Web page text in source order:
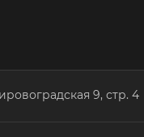
9, стр. 4